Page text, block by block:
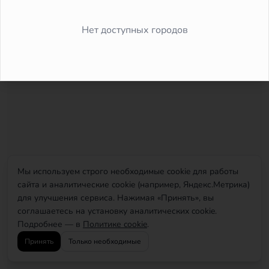
Мы используем строго необходимые cookie для работы
сайта и аналитические cookie (например, Яндекс.Метрика)
для улучшения сервиса. Нажимая «Принять», вы
соглашаетесь на установку аналитических cookie.
Подробнее — в Политике cookie.
Принять Только необходимые
Нет доступных городов